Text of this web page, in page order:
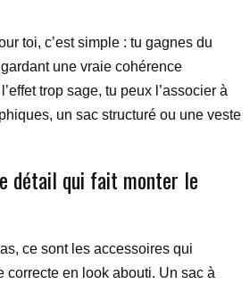
toi, c’est simple : tu gagnes du
une vraie cohérence
trop sage, tu peux l’associer à
un sac structuré ou une veste
détail qui fait monter le
ce sont les accessoires qui
correcte en look abouti. Un sac à